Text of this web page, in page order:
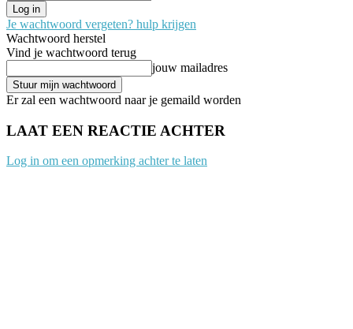
Je wachtwoord vergeten? hulp krijgen
Wachtwoord herstel
Vind je wachtwoord terug
jouw mailadres
Er zal een wachtwoord naar je gemaild worden
LAAT EEN REACTIE ACHTER
Log in om een opmerking achter te laten